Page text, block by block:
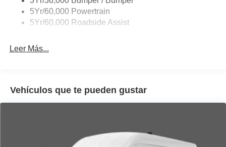
Tire Inflator/Sealant Kit
Wipers - Rain-Sensing
5Yr/60,000 Powertrain
5Yr/60,000 Roadside Assist
Leer Más...
Vehículos que te pueden gustar